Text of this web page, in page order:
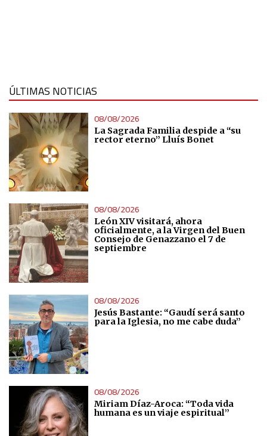
ÚLTIMAS NOTICIAS
08/08/2026
La Sagrada Familia despide a “su
rector eterno” Lluís Bonet
08/08/2026
León XIV visitará, ahora
oficialmente, a la Virgen del Buen
Consejo de Genazzano el 7 de
septiembre
08/08/2026
Jesús Bastante: “Gaudí será santo
para la Iglesia, no me cabe duda”
08/08/2026
Miriam Díaz-Aroca: “Toda vida
humana es un viaje espiritual”